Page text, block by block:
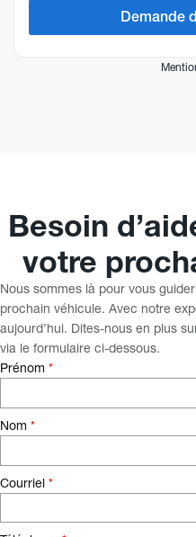
Demande
Besoin
votre
Nous sommes là pour vous
prochain véhicule. Avec notre
aujourd’hui. Dites-nous en plus
via le formulaire ci-dessous.
Prénom *
Nom *
Courriel *